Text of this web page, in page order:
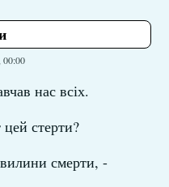
00:00
нас всіх.
стерти?
смерти, -